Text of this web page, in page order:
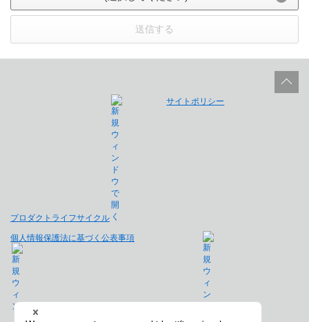
送信する
プロダクトライフサイクル
サイトポリシー
個人情報保護法に基づく公表事項